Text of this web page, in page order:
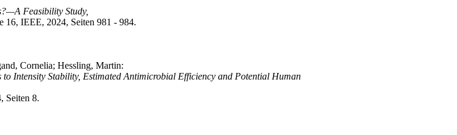
Feasibility Study,
16, IEEE, 2024, Seiten 981 - 984.
Cornelia; Hessling, Martin:
Intensity Stability, Estimated Antimicrobial Efficiency and Potential Human
Seiten 8.